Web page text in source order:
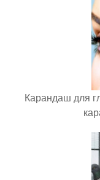
Карандаш для